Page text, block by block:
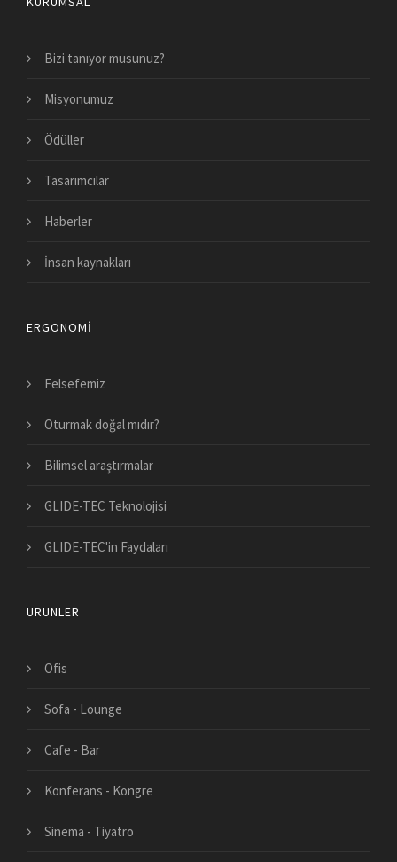
Bizi tanıyor musunuz?
Misyonumuz
Ödüller
Tasarımcılar
Haberler
İnsan kaynakları
ERGONOMI
Felsefemiz
Oturmak doğal mıdır?
Bilimsel araştırmalar
GLIDE-TEC Teknolojisi
GLIDE-TEC'in Faydaları
ÜRÜNLER
Ofis
Sofa - Lounge
Cafe - Bar
Konferans - Kongre
Sinema - Tiyatro